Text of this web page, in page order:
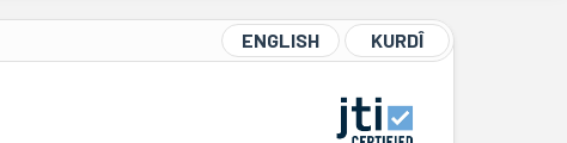
ENGLISH KURDÎ